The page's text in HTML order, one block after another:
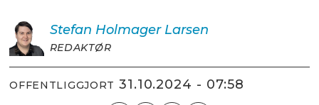
Stefan Holmager Larsen
REDAKTØR
OFFENTLIGGJORT 31.10.2024 - 07:58